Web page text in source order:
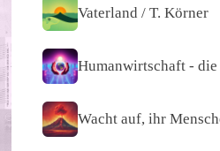
Vaterland / T. Körner
Humanwirtschaft -
Wacht auf, ihr